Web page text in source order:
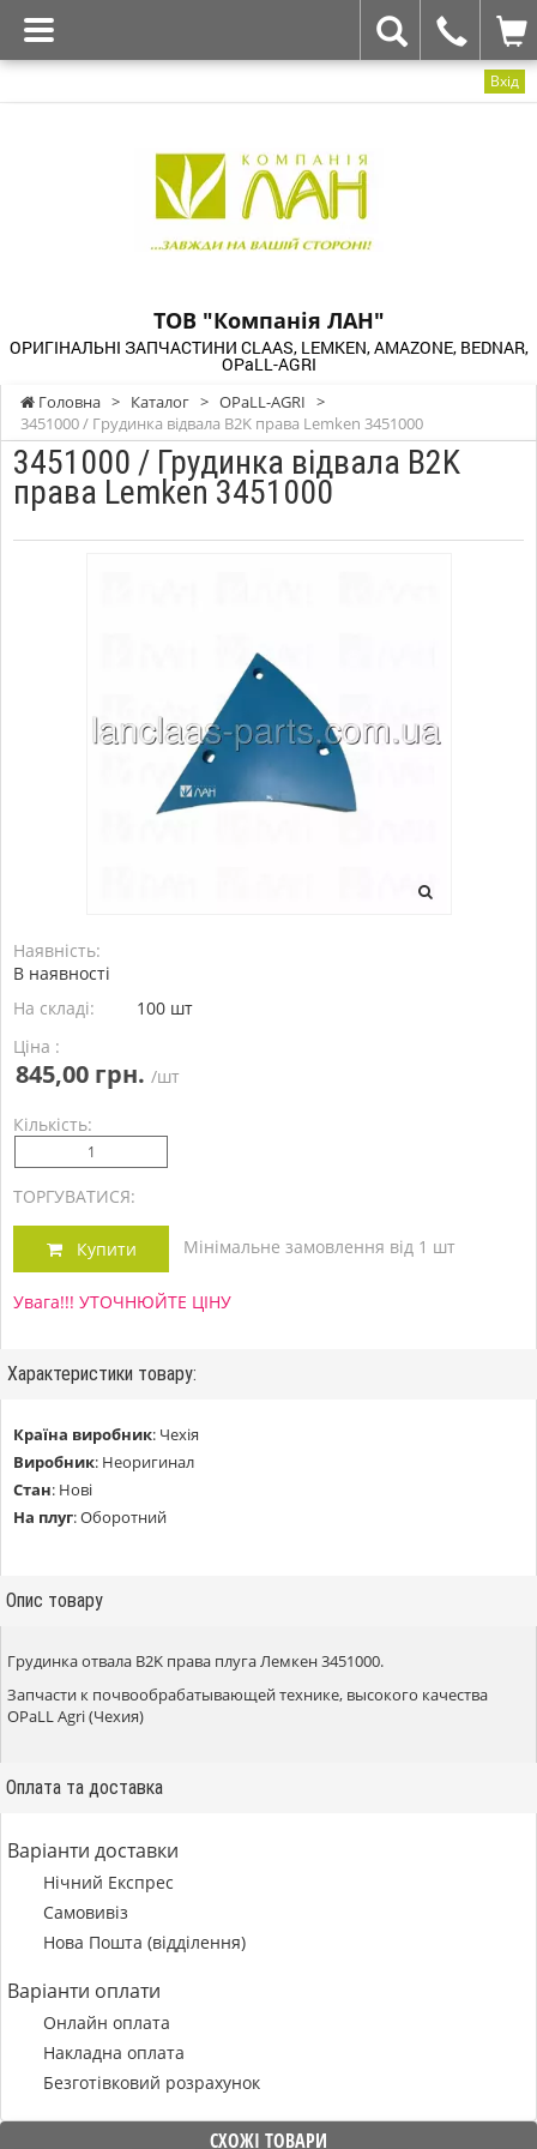
Вхід
ТОВ "Компанія ЛАН"
ОРИГІНАЛЬНІ ЗАПЧАСТИНИ CLAAS, LEMKEN, AMAZONE, BEDNAR,
OPaLL-AGRI
Головна > Каталог > OPaLL-AGRI >
3451000 / Грудинка відвала B2K права Lemken 3451000
3451000 / Грудинка відвала B2K
права Lemken 3451000
Наявність:
В наявності
На складі:
100 шт
Ціна :
845,00 грн. /шт
Кількість:
ТОРГУВАТИСЯ:
Купити Мінімальне замовлення від 1 шт
Увага!!! УТОЧНЮЙТЕ ЦІНУ
Характеристики товару:
Країна виробник: Чехія
Виробник: Неоригинал
Стан: Нові
На плуг:Оборотний
Опис товару
Грудинка отвала B2K права плуга Лемкен 3451000.
Запчасти к почвообрабатывающей технике, высокого качества
OPaLL Agri (Чехия)
Оплата та доставка
Варіанти доставки
Нічний Експрес
Самовивіз
Нова Пошта (відділення)
Варіанти оплати
Онлайн оплата
Накладна оплата
Безготівковий розрахунок
СХОЖІ ТОВАРИ